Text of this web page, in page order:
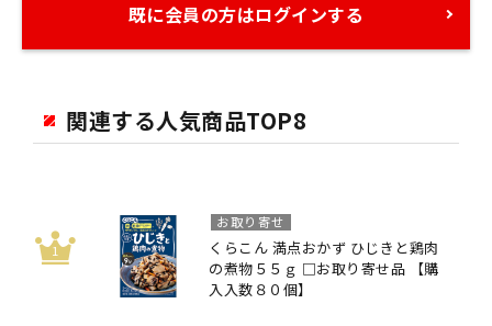
既に会員の方はログインする
関連する人気商品TOP8
くらこん 満点おかず ひじきと鶏肉
の煮物５５ｇ □お取り寄せ品 【購
入入数８０個】
お取り寄せ